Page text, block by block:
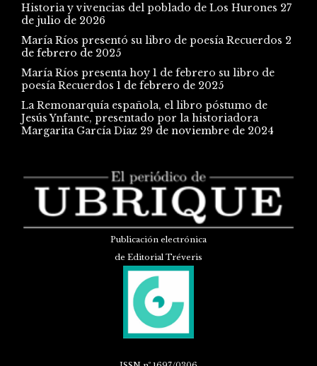
Historia y vivencias del poblado de Los Hurones 27
de julio de 2026
María Ríos presentó su libro de poesía Recuerdos 2
de febrero de 2025
María Ríos presenta hoy 1 de febrero su libro de
poesía Recuerdos 1 de febrero de 2025
La Remonarquía española, el libro póstumo de
Jesús Ynfante, presentado por la historiadora
Margarita García Díaz 29 de noviembre de 2024
Publicación electrónica
de Editorial Tréveris